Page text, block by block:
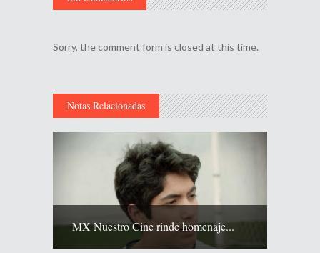
Sorry, the comment form is closed at this time.
Notas Relacionadas
MX Nuestro Cine rinde homenaje...